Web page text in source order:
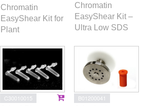
Chromatin
EasyShear Kit for
Plant
Chromatin
EasyShear Kit –
Ultra Low SDS
C30010015 B01200041